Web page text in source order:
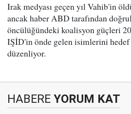
Irak medyası geçen yıl Vahib'in
ancak haber ABD tarafından
öncülüğündeki koalisyon güçleri
IŞİD'in önde gelen isimlerini hedef
düzenliyor.
HABERE YORUM KAT